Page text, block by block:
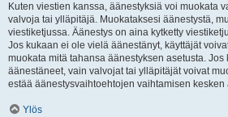
Kuten viestien kanssa, äänestyksiä voi muokata
valvoja tai ylläpitäjä. Muokataksesi äänestystä,
viestiketjussa. Äänestys on aina kytketty
Jos kukaan ei ole vielä äänestänyt, käyttäjät
muokata mitä tahansa äänestyksen asetusta.
äänestäneet, vain valvojat tai ylläpitäjät voivat
estää äänestysvaihtoehtojen vaihtamisen kesken
Ylös